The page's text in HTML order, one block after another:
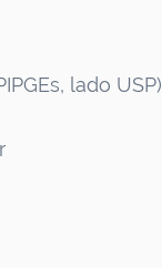
lado USP)